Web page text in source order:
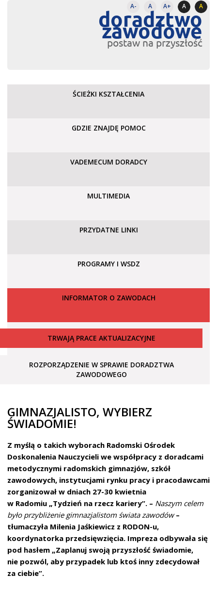
A- A A+ A A
doradztwo
zawodowe
postaw na przyszłość
ŚCIEŻKI KSZTAŁCENIA
GDZIE ZNAJDĘ POMOC
VADEMECUM DORADCY
MULTIMEDIA
PRZYDATNE LINKI
PROGRAMY I WSDZ
INFORMATOR O ZAWODACH
TRWAJĄ PRACE AKTUALIZACYJNE
ROZPORZĄDZENIE W SPRAWIE DORADZTWA
ZAWODOWEGO
GIMNAZJALISTO, WYBIERZ
ŚWIADOMIE!
Z myślą o takich wyborach Radomski Ośrodek
Doskonalenia Nauczycieli we współpracy z doradcami
metodycznymi radomskich gimnazjów, szkół
zawodowych, instytucjami rynku pracy i pracodawcami
zorganizował w dniach 27-30 kwietnia
w Radomiu „Tydzień na rzecz kariery”. – Naszym celem
było przybliżenie gimnazjalistom świata zawodów–
tłumaczyła Milenia Jaśkiewicz z RODON-u,
koordynatorka przedsięwzięcia. Impreza odbywała się
pod hasłem „Zaplanuj swoją przyszłość świadomie,
nie pozwól, aby przypadek lub ktoś inny zdecydował
za ciebie”.